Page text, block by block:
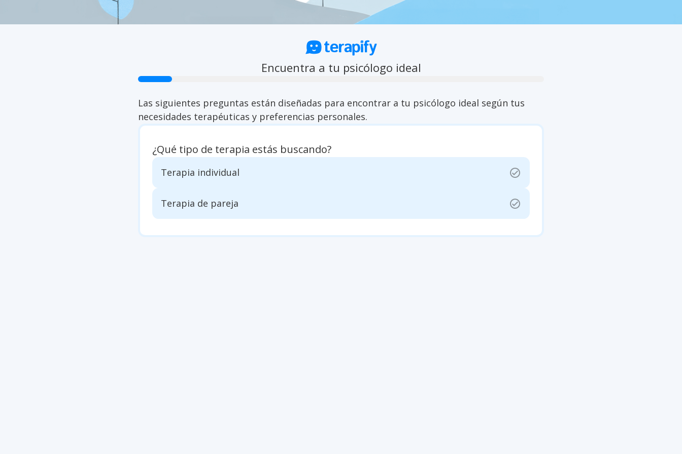
Encuentra a tu psicólogo ideal
Las siguientes preguntas están diseñadas para encontrar a tu psicólogo ideal según tus
necesidades terapéuticas y preferencias personales.
¿Qué tipo de terapia estás buscando?
Terapia individual check_circle
Terapia de pareja check_circle